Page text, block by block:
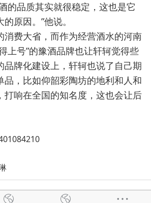
的品质其实就很稳定，这也是它
原因。”他说。
消费大省，而作为经营酒水的河南
上号”的豫酒品牌也让轩轲觉得些
品牌化建设上，轩轲也说了自己期
品，比如仰韶彩陶坊的地利和人和
打响在全国的知名度，这也会让后